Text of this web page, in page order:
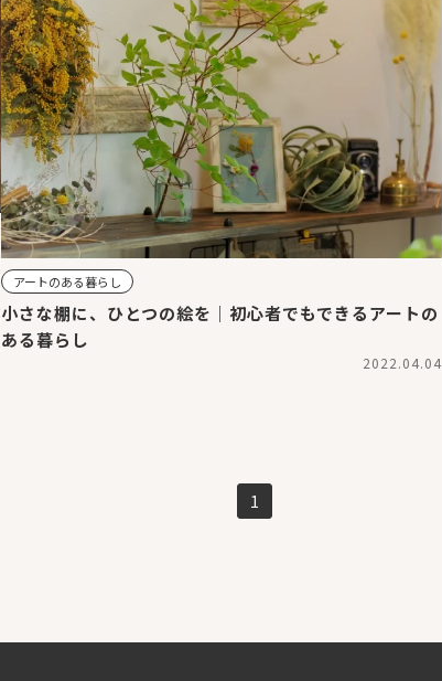
アートのある暮らし
小さな棚に、ひとつの絵を｜初心者でもできるアートの
ある暮らし
2022.04.04
1